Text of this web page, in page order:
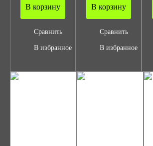
В корзину
Сравнить
В избранное
В корзину
Сравнить
В избранное